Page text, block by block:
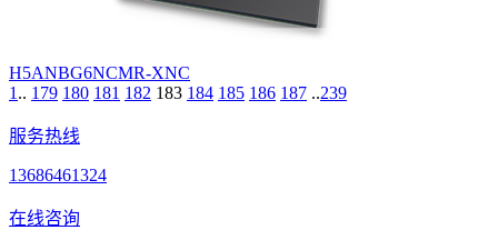
H5ANBG6NCMR-XNC
1 .. 179 180 181 182 183 184 185 186 187 ..239
服务热线
13686461324
在线咨询